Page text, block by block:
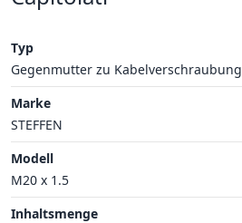
Typ
Gegenmutter zu Kabelverschraubung
Marke
STEFFEN
Modell
M20 x 1.5
Inhaltsmenge